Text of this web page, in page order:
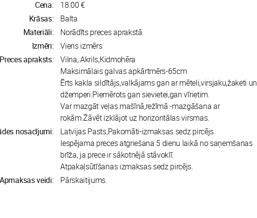
Cena:
18.00 €
Krāsas:
Balta
Materiāli:
Norādīts preces aprakstā
Izmēri:
Viens izmērs
Preces apraksts:
Vilna, Akrils,Kidmohēra
Maksimālais galvas apkārtmērs-65cm
Ērts kakla sildītājs,valkājams gan ar mēteli,virsjaku,žaketi un
džemperi.Piemērots gan sievietei,gan vīrietim.
Var mazgāt veļas mašīnā,režīmā -mazgāšana ar
rokām.Žāvēt izklājot uz horizontālas virsmas.
nosacījumi:
Latvijas Pasts,Pakomāti-izmaksas sedz pircējs.
Iespējama preces atgriešana 5 dienu laikā no saņemšanas
brīža, ja prece ir sākotnējā stāvoklī.
Atpakaļsūtīšanas izmaksas sedz pircējs.
Apmaksas veidi:
Pārskaitijums.